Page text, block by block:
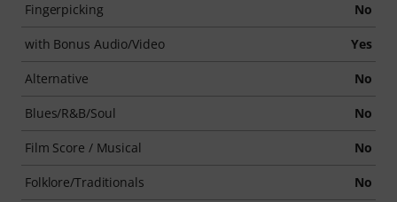
Fingerpicking No
with Bonus Audio/Video Yes
Alternative No
Blues/R&B/Soul No
Film Score / Musical No
Folklore/Traditionals No